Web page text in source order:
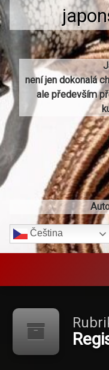
není jen dokonalá
ale především
Čeština‎